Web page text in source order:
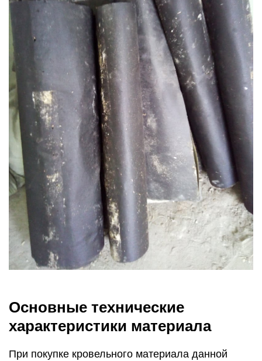
Основные технические
характеристики материала
При покупке кровельного материала данной